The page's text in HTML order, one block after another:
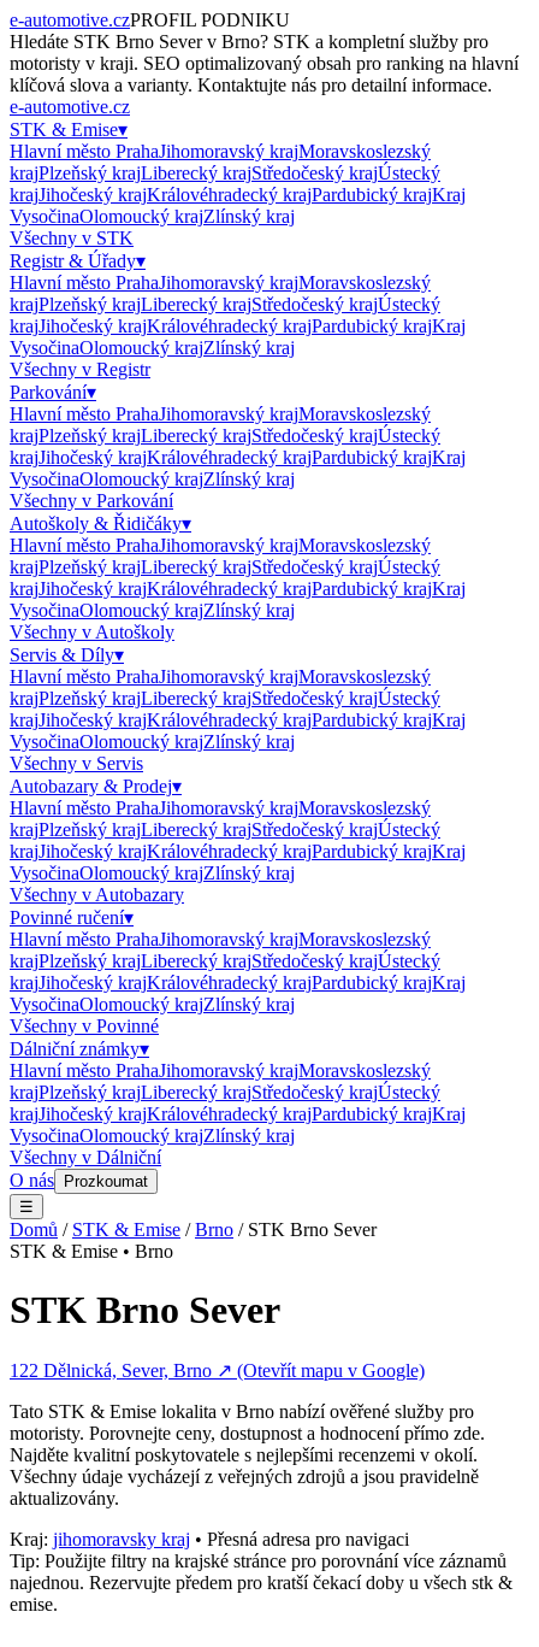
e-automotive.czPROFIL PODNIKU
Hledáte STK Brno Severv Brno? STK a kompletní služby pro
motoristy v kraji. SEO optimalizovaný obsah pro ranking na hlavní
klíčová slova a varianty. Kontaktujte nás pro detailní informace.
e-automotive.cz
STK & Emise▾
Hlavní město PrahaJihomoravský krajMoravskoslezský
krajPlzeňský krajLiberecký krajStředočeský krajÚstecký
krajJihočeský krajKrálovéhradecký krajPardubický krajKraj
VysočinaOlomoucký krajZlínský kraj
Všechny v STK
Registr & Úřady▾
Hlavní město PrahaJihomoravský krajMoravskoslezský
krajPlzeňský krajLiberecký krajStředočeský krajÚstecký
krajJihočeský krajKrálovéhradecký krajPardubický krajKraj
VysočinaOlomoucký krajZlínský kraj
Všechny v Registr
Parkování▾
Hlavní město PrahaJihomoravský krajMoravskoslezský
krajPlzeňský krajLiberecký krajStředočeský krajÚstecký
krajJihočeský krajKrálovéhradecký krajPardubický krajKraj
VysočinaOlomoucký krajZlínský kraj
Všechny v Parkování
Autoškoly & Řidičáky▾
Hlavní město PrahaJihomoravský krajMoravskoslezský
krajPlzeňský krajLiberecký krajStředočeský krajÚstecký
krajJihočeský krajKrálovéhradecký krajPardubický krajKraj
VysočinaOlomoucký krajZlínský kraj
Všechny v Autoškoly
Servis & Díly▾
Hlavní město PrahaJihomoravský krajMoravskoslezský
krajPlzeňský krajLiberecký krajStředočeský krajÚstecký
krajJihočeský krajKrálovéhradecký krajPardubický krajKraj
VysočinaOlomoucký krajZlínský kraj
Všechny v Servis
Autobazary & Prodej▾
Hlavní město PrahaJihomoravský krajMoravskoslezský
krajPlzeňský krajLiberecký krajStředočeský krajÚstecký
krajJihočeský krajKrálovéhradecký krajPardubický krajKraj
VysočinaOlomoucký krajZlínský kraj
Všechny v Autobazary
Povinné ručení▾
Hlavní město PrahaJihomoravský krajMoravskoslezský
krajPlzeňský krajLiberecký krajStředočeský krajÚstecký
krajJihočeský krajKrálovéhradecký krajPardubický krajKraj
VysočinaOlomoucký krajZlínský kraj
Všechny v Povinné
Dálniční známky▾
Hlavní město PrahaJihomoravský krajMoravskoslezský
krajPlzeňský krajLiberecký krajStředočeský krajÚstecký
krajJihočeský krajKrálovéhradecký krajPardubický krajKraj
VysočinaOlomoucký krajZlínský kraj
Všechny v Dálniční
O nás
Prozkoumat
☰
Domů / STK & Emise /Brno / STK Brno Sever
STK & Emise • Brno
STK Brno Sever
122 Dělnická, Sever, Brno ↗ (Otevřít mapu v Google)
Tato STK & Emise lokalita v Brno nabízí ověřené služby pro
motoristy. Porovnejte ceny, dostupnost a hodnocení přímo zde.
Najděte kvalitní poskytovatele s nejlepšími recenzemi v okolí.
Všechny údaje vycházejí z veřejných zdrojů a jsou pravidelně
aktualizovány.
Kraj: jihomoravsky kraj • Přesná adresa pro navigaci
Tip: Použijte filtry na krajské stránce pro porovnání více záznamů
najednou. Rezervujte předem pro kratší čekací doby u všech stk &
emise.